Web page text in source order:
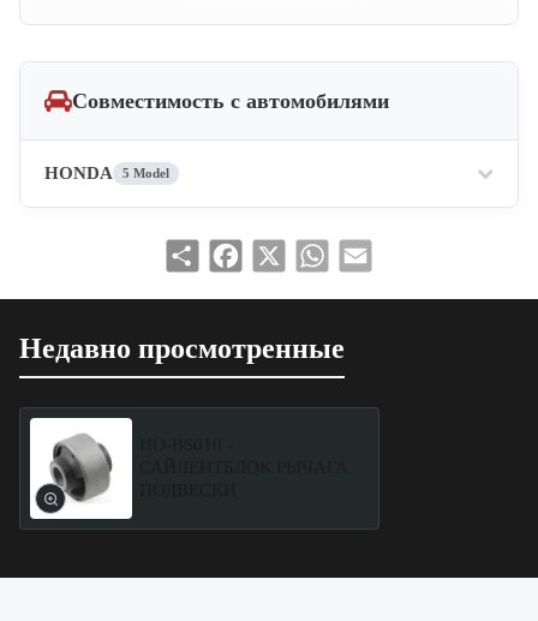
Совместимость с автомобилями
HONDA 5 Model
Share Facebook WhatsApp
Недавно просмотренные